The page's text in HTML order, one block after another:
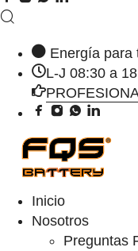
Energía para
L-J 08:30 a
Inicio
Nosotros
Preguntas